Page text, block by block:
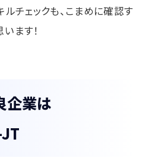
ルチェックも、こまめに確認す
ます！
企業は